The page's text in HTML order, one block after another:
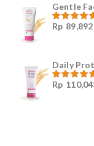
Gentle
Dinilai
Rp 89,892
Daily
Dinilai
Rp